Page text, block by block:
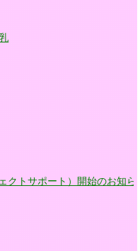
クトサポート）開始のお知ら